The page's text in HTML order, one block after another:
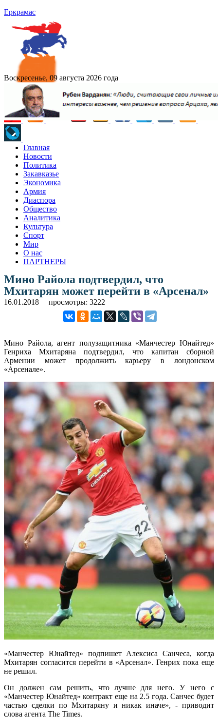
Еркрамас
Воскресенье, 09 августа 2026 года
Главная
Новости
Политика
Закавказье
Экономика
Армия
Диаспора
Общество
Аналитика
Культура
Спорт
Мир
О нас
ПАРТНЕРЫ
Мино Райола подтвердил, что
Мхитарян может перейти в «Арсенал»
16.01.2018 просмотры: 3222
Мино Райола, агент полузащитника «Манчестер Юнайтед»
Генриха Мхитаряна подтвердил, что капитан сборной
Армении может продолжить карьеру в лондонском
«Арсенале».
«Манчестер Юнайтед» подпишет Алексиса Санчеса, когда
Мхитарян согласится перейти в «Арсенал». Генрих пока еще
не решил.
Он должен сам решить, что лучше для него. У него с
«Манчестер Юнайтед» контракт еще на 2.5 года. Санчес будет
частью сделки по Мхитаряну и никак иначе», - приводит
слова агента The Times.